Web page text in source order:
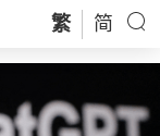
繁 简